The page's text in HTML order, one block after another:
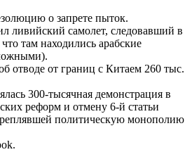
о запрете пыток.
ливийский самолет, следовавший в
там находились арабские
отводе от границ с Китаем 260 тыс.
300-тысячная демонстрация в
реформ и отмену 6-й статьи
политическую монополию